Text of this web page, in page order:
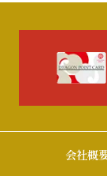
会社概